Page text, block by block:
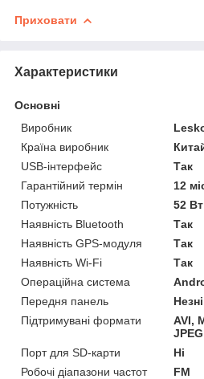
Приховати
Характеристики
Основні
Виробник
Країна виробник
USB-інтерфейс
Так
Гарантійний термін
12
Потужність
52 Вт
Наявність Bluetooth
Так
Наявність GPS-модуля
Так
Наявність Wi-Fi
Так
Операційна система
Передня панель
Підтримувані формати
AVI,
JPEG
Порт для SD-карти
Ні
Робочі діапазони частот
FM